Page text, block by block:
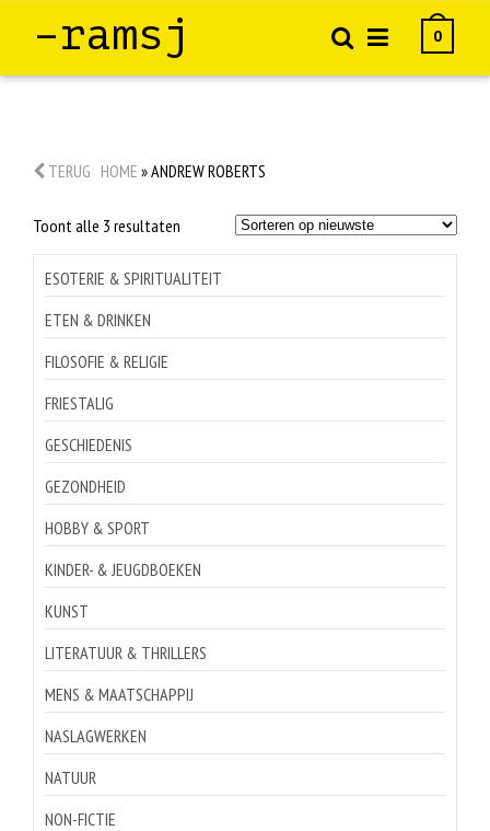
–ramsj 0
TERUG HOME »ANDREW ROBERTS
Toont alle 3 resultaten Gesorteerd
nieuwste
ESOTERIE & SPIRITUALITEIT
ETEN & DRINKEN
FILOSOFIE & RELIGIE
FRIESTALIG
GESCHIEDENIS
GEZONDHEID
HOBBY & SPORT
KINDER- & JEUGDBOEKEN
KUNST
LITERATUUR & THRILLERS
MENS & MAATSCHAPPIJ
NASLAGWERKEN
NATUUR
NON-FICTIE